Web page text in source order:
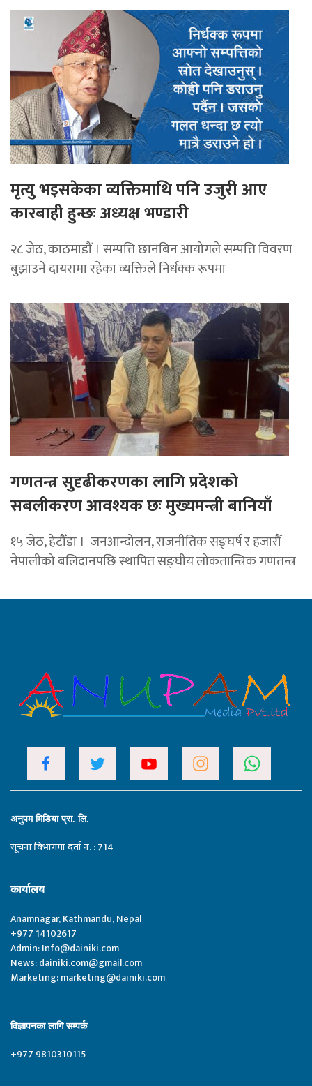
मृत्यु भइसकेका व्यक्तिमाथि पनि उजुरी आए
कारबाही हुन्छः अध्यक्ष भण्डारी
२८ जेठ, काठमाडौं । सम्पत्ति छानबिन आयोगले सम्पत्ति विवरण
बुझाउने दायरामा रहेका व्यक्तिले निर्धक्क रूपमा
गणतन्त्र सुदृढीकरणका लागि प्रदेशको
सबलीकरण आवश्यक छः मुख्यमन्त्री बानियाँ
१५ जेठ, हेटौँडा । जनआन्दोलन, राजनीतिक सङ्घर्ष र हजारौँ
नेपालीको बलिदानपछि स्थापित सङ्घीय लोकतान्त्रिक गणतन्त्र
अनुपम मिडिया प्रा. लि.
सूचना विभागमा दर्ता नं. : 714
कार्यालय
Anamnagar, Kathmandu, Nepal
+977 14102617
Admin:Info@dainiki.com
News:dainiki.com@gmail.com
Marketing:marketing@dainiki.com
विज्ञापनका लागि सम्पर्क
+977 9810310115